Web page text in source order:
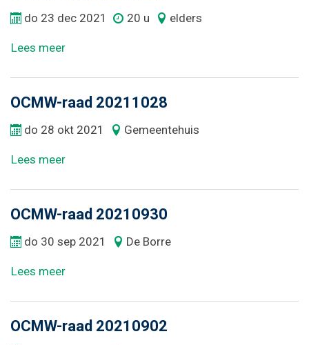
do 23 dec 2021 20 u elders
Lees meer
OCMW-raad 20211028
do 28 okt 2021 Gemeentehuis
Lees meer
OCMW-raad 20210930
do 30 sep 2021 De Borre
Lees meer
OCMW-raad 20210902